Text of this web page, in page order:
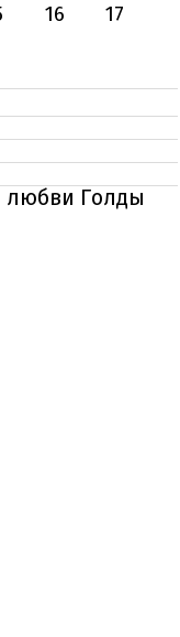
16
17
любви Голды